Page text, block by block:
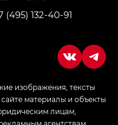
комплектации
(495) 132-40-91
изображения, тексты
материалы и объекты
лицам,